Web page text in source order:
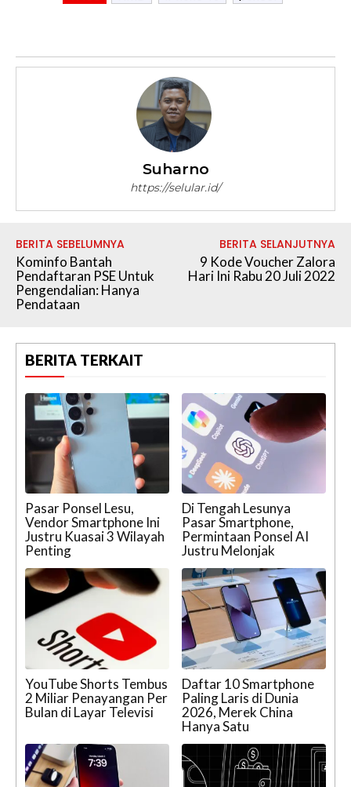
Suharno
https://selular.id/
BERITA SEBELUMNYA
Kominfo Bantah
Pendaftaran PSE Untuk
Pengendalian: Hanya
Pendataan
BERITA SELANJUTNYA
9 Kode Voucher Zalora
Hari Ini Rabu 20 Juli 2022
BERITA TERKAIT
Pasar Ponsel Lesu,
Vendor Smartphone Ini
Justru Kuasai 3 Wilayah
Penting
Di Tengah Lesunya
Pasar Smartphone,
Permintaan Ponsel AI
Justru Melonjak
YouTube Shorts Tembus
2 Miliar Penayangan Per
Bulan di Layar Televisi
Daftar 10 Smartphone
Paling Laris di Dunia
2026, Merek China
Hanya Satu